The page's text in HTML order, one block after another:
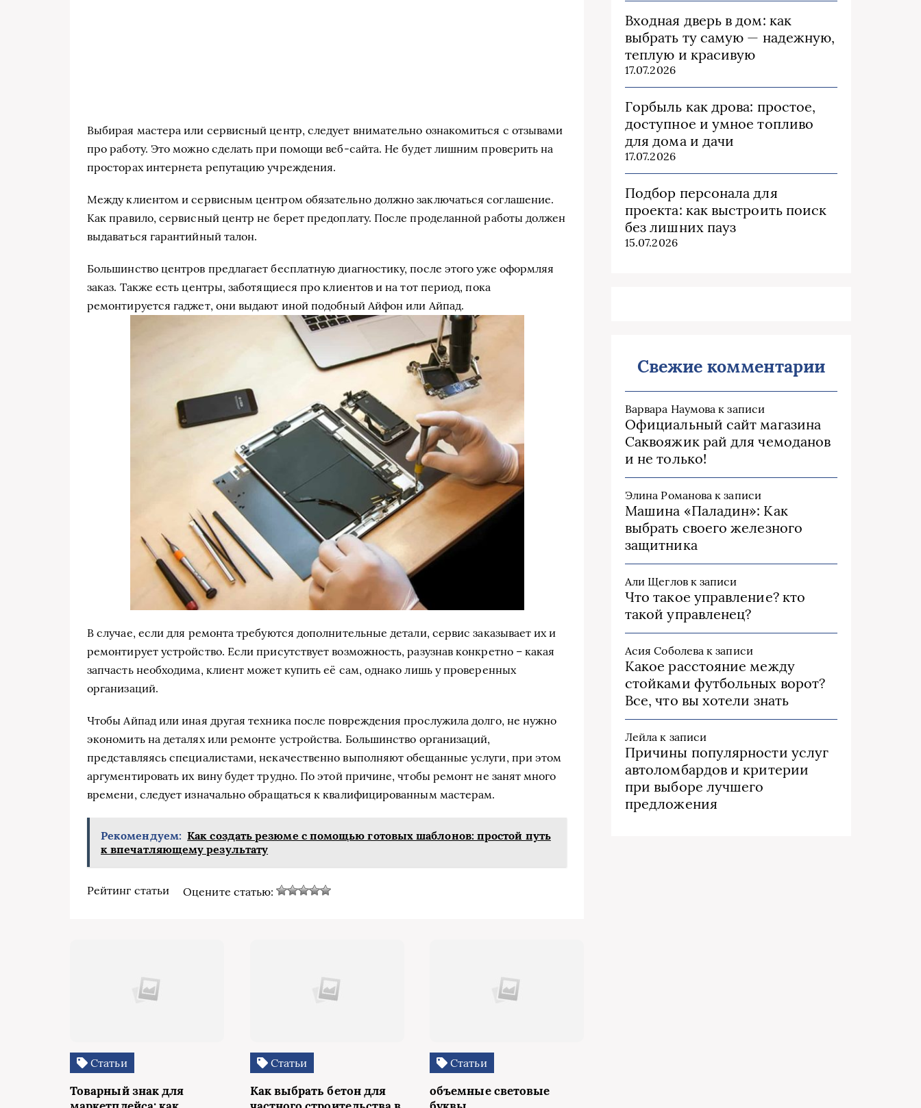
Выбирая мастера или сервисный центр, следует внимательно ознакомиться с отзывами
про работу. Это можно сделать при помощи веб-сайта. Не будет лишним проверить на
просторах интернета репутацию учреждения.
Между клиентом и сервисным центром обязательно должно заключаться соглашение.
Как правило, сервисный центр не берет предоплату. После проделанной работы должен
выдаваться гарантийный талон.
Большинство центров предлагает бесплатную диагностику, после этого уже оформляя
заказ. Также есть центры, заботящиеся про клиентов и на тот период, пока
ремонтируется гаджет, они выдают иной подобный Айфон или Айпад.
В случае, если для ремонта требуются дополнительные детали, сервис заказывает их и
ремонтирует устройство. Если присутствует возможность, разузнав конкретно – какая
запчасть необходима, клиент может купить её сам, однако лишь у проверенных
организаций.
Чтобы Айпад или иная другая техника после повреждения прослужила долго, не нужно
экономить на деталях или ремонте устройства. Большинство организаций,
представляясь специалистами, некачественно выполняют обещанные услуги, при этом
аргументировать их вину будет трудно. По этой причине, чтобы ремонт не занят много
времени, следует изначально обращаться к квалифицированным мастерам.
Рекомендуем: Как создать резюме с помощью готовых шаблонов: простой путь
к впечатляющему результату
Рейтинг статьи Оцените статью:
Статьи
Товарный знак для
Статьи
Как выбрать бетон для
Статьи
объемные световые
Входная дверь в дом: как
выбрать ту самую — надежную,
теплую и красивую
17.07.2026
Горбыль как дрова: простое,
доступное и умное топливо
для дома и дачи
17.07.2026
Подбор персонала для
проекта: как выстроить поиск
без лишних пауз
15.07.2026
Свежие комментарии
Варвара Наумова к записи
Официальный сайт магазина
Саквояжик рай для чемоданов
и не только!
Элина Романова к записи
Машина «Паладин»: Как
выбрать своего железного
защитника
Али Щегловк записи
Что такое управление? кто
такой управленец?
Асия Соболева к записи
Какое расстояние между
стойками футбольных ворот?
Все, что вы хотели знать
Лейла к записи
Причины популярности услуг
автоломбардов и критерии
при выборе лучшего
предложения